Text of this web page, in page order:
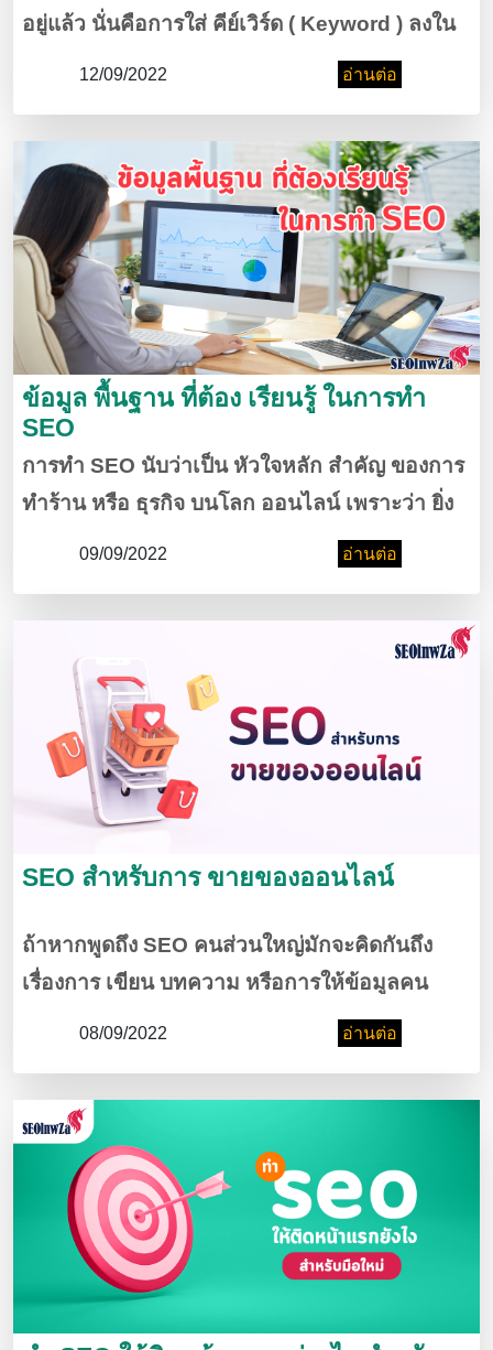
อยู่แล้ว นั่นคือการใส่ คีย์เวิร์ด ( Keyword ) ลงใน
เว็บไซต์ ของเราเพื่อทำให้ Search Engine เกิด
ของ หน้าแรก Google ซึ่งจะช่วยทำให้เรามีกลุ่ม
ลูกค้า ใหม่ๆ เข้ามา
12/09/2022 อ่านต่อ
ข้อมูล พื้นฐาน ที่ต้อง เรียนรู้ ในการทำ
SEO
การทำ SEO นับว่าเป็น หัวใจหลัก สำคัญ ของการ
ทำร้าน หรือ ธุรกิจ บนโลก ออนไลน์ เพราะว่า ยิ่ง
ถูก ค้นหาเจอ ง่ายมาก เท่าไหร่ ก็ยิ่ง มีโอกาส ที่
และ เพิ่มยดขาย ให้กับ ร้านค้า หรือ ธุรกิจ ของคุณ
09/09/2022 อ่านต่อ
SEO สำหรับการ ขายของออนไลน์
ถ้าหากพูดถึง SEO คนส่วนใหญ่มักจะคิดกันถึง
เรื่องการ เขียน บทความ หรือการให้ข้อมูลคน
เยอะๆ แล้ว เว็บไซต์ ( Website ) เราจะจัด อันดับ
ทำ บทความ แต่เราอยากจะเน้น ขายของออนไลน์
โดยตรง แล้วมันต้องทำยังไง มาดูกัน
08/09/2022 อ่านต่อ